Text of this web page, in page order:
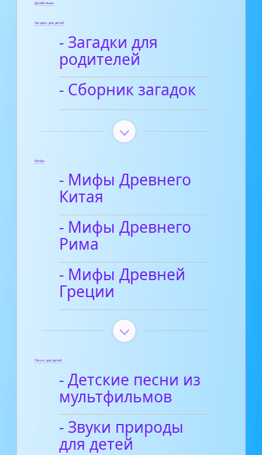
Диафильмы
Загадки для детей
- Загадки для
родителей
- Сборник загадок
Мифы
- Мифы Древнего
Китая
- Мифы Древнего
Рима
- Мифы Древней
Греции
Песни для детей
- Детские песни из
мультфильмов
- Звуки природы
для детей